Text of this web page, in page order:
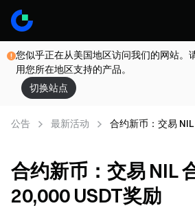
您似乎正在从美国地区访问我们的网站。
用您所在地区支持的产品。
切换站点
公告 最新活动
合约新币：交易
合约新币：交易 NIL
20,000 USDT奖励